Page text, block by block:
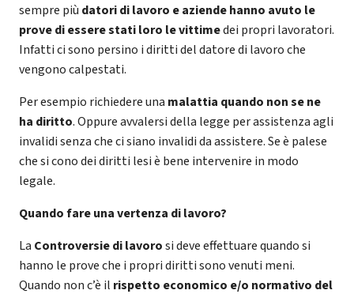
sempre più datori di lavoro e aziende hanno avuto le
prove di essere stati loro le vittimedei propri lavoratori.
Infatti ci sono persino i diritti del datore di lavoro che
vengono calpestati.
Per esempio richiedere una malattia quando non se ne
ha diritto. Oppure avvalersi della legge per assistenza agli
invalidi senza che ci siano invalidi da assistere. Se è palese
che si cono dei diritti lesi è bene intervenire in modo
legale.
Quando fare una vertenza di lavoro?
La Controversie di lavorosi deve effettuare quando si
hanno le prove che i propri diritti sono venuti meni.
Quando non c’è il rispetto economico e/o normativo del